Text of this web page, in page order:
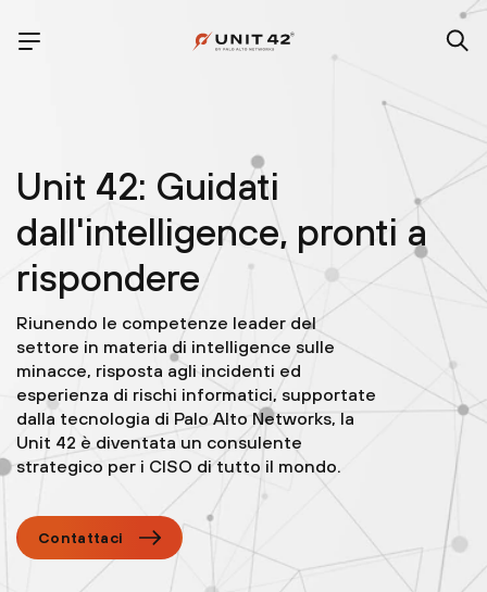
Unit 42: Guidati
dall'intelligence, pronti a
rispondere
Riunendo le competenze leader del
settore in materia di intelligence sulle
minacce, risposta agli incidenti ed
esperienza di rischi informatici, supportate
dalla tecnologia di Palo Alto Networks, la
Unit 42 è diventata un consulente
strategico per i CISO di tutto il mondo.
Contattaci